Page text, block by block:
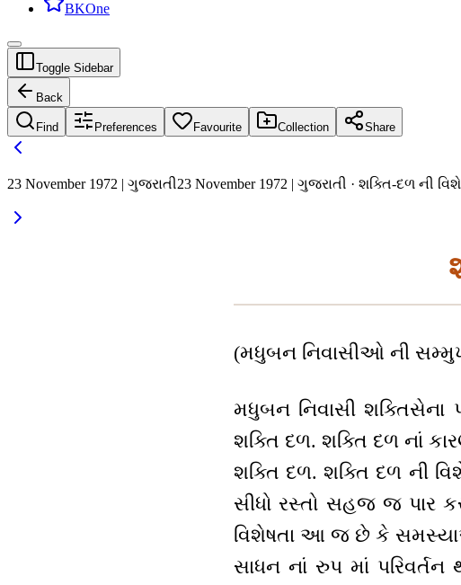
BKOne
Toggle Sidebar
Back
Find Preferences Favourite Collection Share
23 November 1972 | ગુજરાતી23 November 1972 | ગુજરાતી · શક્તિ-દળ ની
(મધુબન નિવાસીઓ ની સમ્મુખ
મધુબન નિવાસી
શક્તિ દળ. શક્તિ દળ નાં
શક્તિ દળ. શક્તિ દળ ની
સીધો રસ્તો સહજ જ પાર
વિશેષતા આ જ છે કે
સાધન નાં રુપ માં